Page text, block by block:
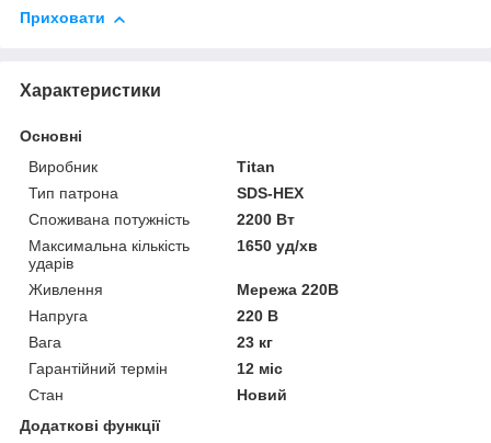
Приховати
Характеристики
Основні
Виробник
Titan
Тип патрона
SDS-HEX
Споживана потужність
2200 Вт
Максимальна кількість
ударів
1650 уд/хв
Живлення
Мережа 220В
Напруга
220 В
Вага
23 кг
Гарантійний термін
12 міс
Стан
Новий
Додаткові функції